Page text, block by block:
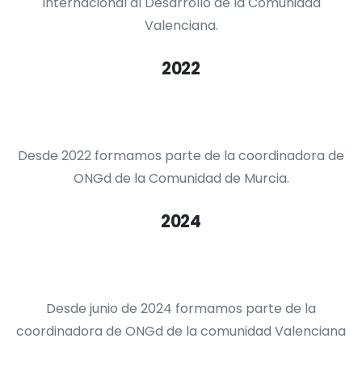
Valenciana.
2022
Desde 2022 formamos parte de la coordinadora de
ONGd de la Comunidad de Murcia.
2024
Desde junio de 2024 formamos parte de la
coordinadora de ONGd de la comunidad Valenciana